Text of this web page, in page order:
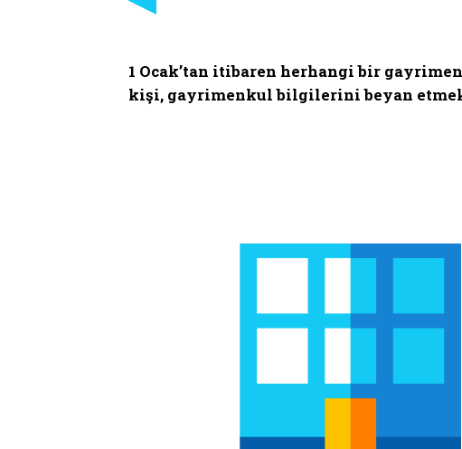
1 Ocak’tan itibaren herhangi bir
kişi, gayrimenkul bilgilerini beyan